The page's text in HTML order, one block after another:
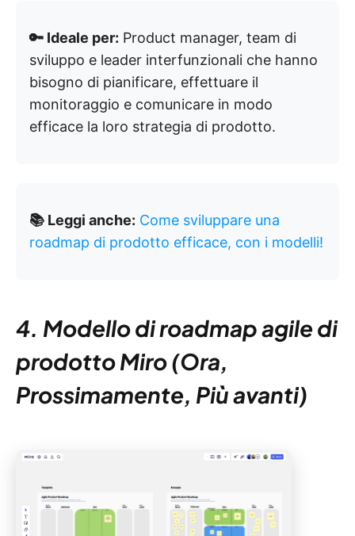
🔑 Ideale per: Product manager, team di
sviluppo e leader interfunzionali che hanno
bisogno di pianificare, effettuare il
monitoraggio e comunicare in modo
efficace la loro strategia di prodotto.
📚 Leggi anche: Come sviluppare una
roadmap di prodotto efficace, con i modelli!
4. Modello di roadmap agile di
prodotto Miro (Ora,
Prossimamente, Più avanti)